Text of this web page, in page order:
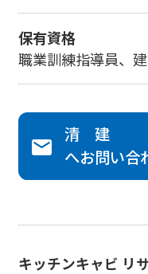
保有資格
職業訓練指導員、
清 建
へお問い合
キッチンキャビ リ